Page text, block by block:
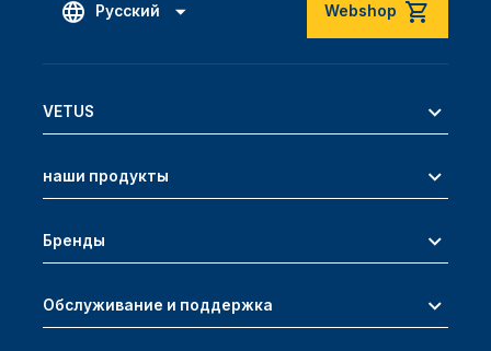
Русский Webshop
VETUS
наши продукты
Бренды
Обслуживание и поддержка